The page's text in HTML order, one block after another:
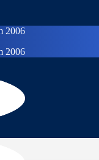
2006
2006